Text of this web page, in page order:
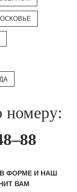
номеру:
ФОРМЕ И НАШ
ВАМ